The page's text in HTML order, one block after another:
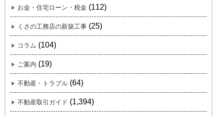
お金・住宅ローン・税金 (112)
くさの工務店の新築工事 (25)
コラム (104)
ご案内 (19)
不動産・トラブル (64)
不動産取引ガイド (1,394)